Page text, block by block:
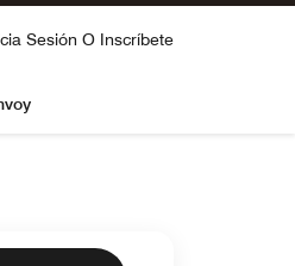
Sesión O Inscríbete